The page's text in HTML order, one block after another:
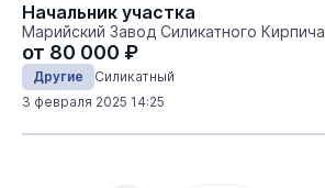
Начальник участка
Марийский Завод Силикатного Кирпича
от 80 000 ₽
Другие
Силикатный
3 февраля 2025 14:25